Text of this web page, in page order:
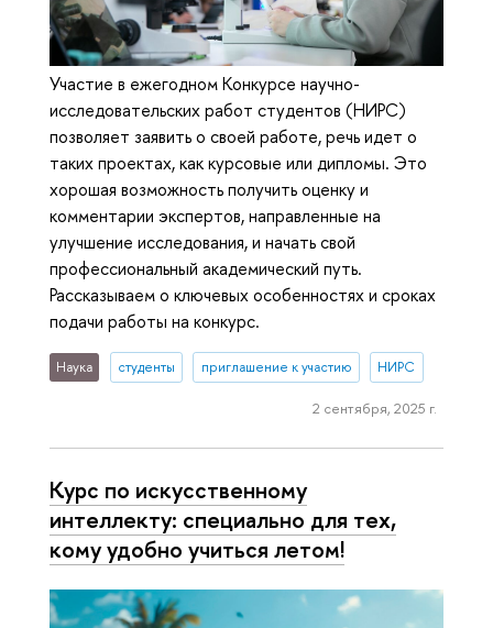
Участие в ежегодном Конкурсе научно-
исследовательских работ студентов (НИРС)
позволяет заявить о своей работе, речь идет о
таких проектах, как курсовые или дипломы. Это
хорошая возможность получить оценку и
комментарии экспертов, направленные на
улучшение исследования, и начать свой
профессиональный академический путь.
Рассказываем о ключевых особенностях и сроках
подачи работы на конкурс.
Наука студенты приглашение к участию НИРС
2 сентября, 2025 г.
Курс по искусственному
интеллекту: специально для тех,
кому удобно учиться летом!